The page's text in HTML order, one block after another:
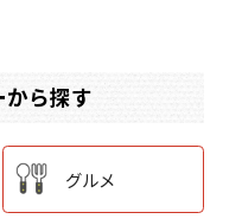
から探す
グルメ